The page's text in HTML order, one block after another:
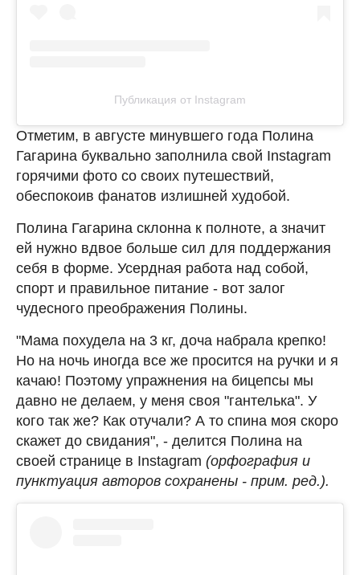
Публикация от Instagram
Отметим, в августе минувшего года Полина
Гагарина буквально заполнила свой Instagram
горячими фото со своих путешествий,
обеспокоив фанатов излишней худобой.
Полина Гагарина склонна к полноте, а значит
ей нужно вдвое больше сил для поддержания
себя в форме. Усердная работа над собой,
спорт и правильное питание - вот залог
чудесного преображения Полины.
"Мама похудела на 3 кг, доча набрала крепко!
Но на ночь иногда все же просится на ручки и я
качаю! Поэтому упражнения на бицепсы мы
давно не делаем, у меня своя "гантелька". У
кого так же? Как отучали? А то спина моя скоро
скажет до свидания", - делится Полина на
своей странице в Instagram (орфография и
пунктуация авторов сохранены - прим. ред.).